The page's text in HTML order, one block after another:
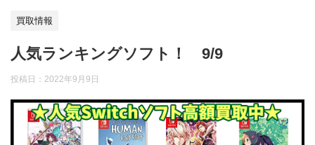
買取情報
人気ランキングソフト！ 9/9
投稿日： 2022年9月9日